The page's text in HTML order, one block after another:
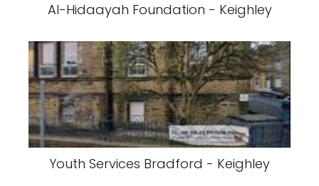
Al-Hidaayah Foundation - Keighley
Youth Services Bradford - Keighley